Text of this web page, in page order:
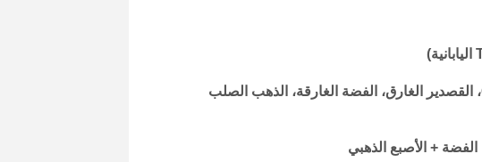
معالجة السطح: القصدير غير الرصاصي، الذهب الغارق، OSP، القصدير الغارق، الفضة الغارقة، الذهب الصلب